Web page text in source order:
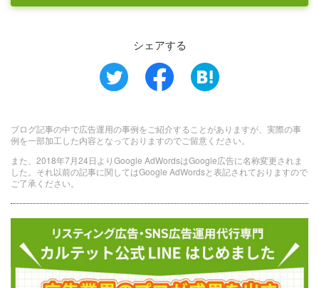
シェアする
ブログ記事の中で広告運用の事例をご紹介することがありますが、実際の事
例を一部加工した内容となっておりますのでご留意ください。
また、2018年7月24日よりGoogle AdWordsはGoogle広告に名称変更されま
した。それ以前の記事に関してはGoogle AdWordsと表記されておりますので
ご了承ください。